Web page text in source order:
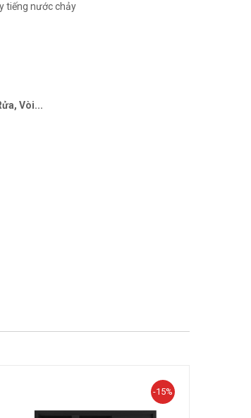
tiếng nước chảy
Vòi...
-15%